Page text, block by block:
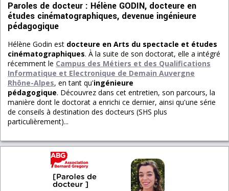
Paroles de docteur : Hélène GODIN, docteure en
études cinématographiques, devenue ingénieure
pédagogique
Hélène Godin est docteure en Arts du spectacle et études
cinématographiques. À la suite de son doctorat, elle a intégré
récemment le Campus des Métiers et des Qualifications
Informatique et Electronique de Demain Auvergne
Rhône-Alpes, en tant qu'ingénieure
pédagogique. Découvrez dans cet entretien, son parcours, la
manière dont le doctorat a enrichi ce dernier, ainsi qu'une série
de conseils à destination des docteurs (SHS plus
particulièrement)...